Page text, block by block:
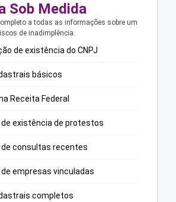
Sob Medida
a todas as informações sobre um
de inadimplência.
de existência do CNPJ
básicos
Receita Federal
de existência de protestos
de consultas recentes
de empresas vinculadas
completos